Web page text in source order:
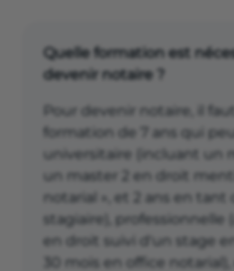
Quelle formation est
devenir notaire ?
Pour devenir notaire, il
formation de 7 ans qui
universitaire (incluant un
un master 2 en droit
notarial », et 2 ans en tant
stagiaire), professionnelle
en droit suivi d'un stage
30 mois en office